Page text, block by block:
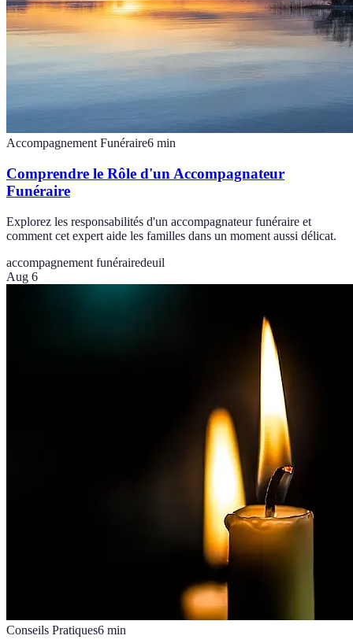
Accompagnement Funéraire6 min
Comprendre le Rôle d'un Accompagnateur
Funéraire
Explorez les responsabilités d'un accompagnateur funéraire et
comment cet expert aide les familles dans un moment aussi délicat.
accompagnement funérairedeuil
Aug 6
Conseils Pratiques6 min